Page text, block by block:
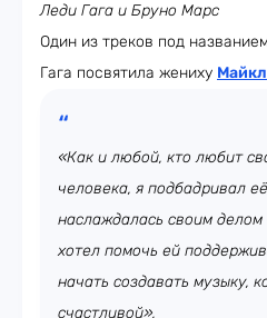
Леди Гага и Бруно Марс
Один из треков под
Гага посвятила жениху
«Как и любой, кто любит
человека, я подбадривал
наслаждалась своим делом
хотел помочь ей
начать создавать музыку,
счастливой»,